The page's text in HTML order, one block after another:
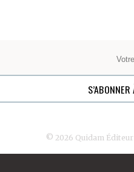
© 2026 Quidam Éditeur